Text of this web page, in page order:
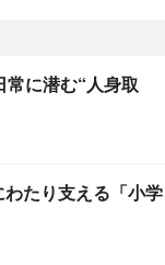
常に潜む“人身取
たり支える「小学